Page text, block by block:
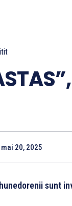
mai 20, 2025
sunt